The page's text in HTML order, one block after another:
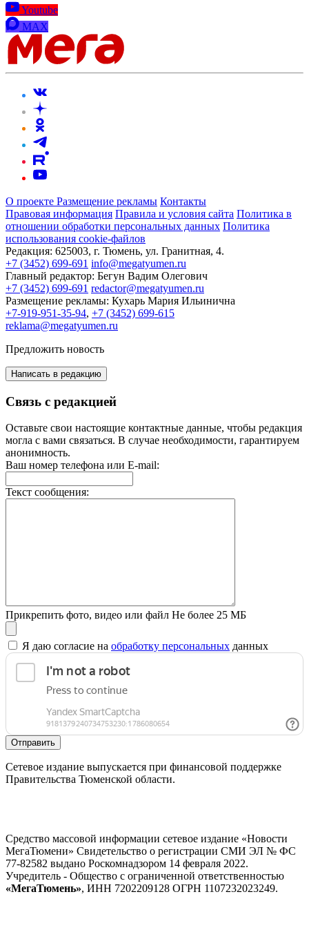
Youtube
MAX
О проекте Размещение рекламы Контакты
Правовая информация Правила и условия сайта Политика в
отношении обработки персональных данных Политика
использования cookie-файлов
Редакция: 625003, г. Тюмень, ул. Гранитная, 4.
+7 (3452) 699-691 info@megatyumen.ru
Главный редактор: Бегун Вадим Олегович
+7 (3452) 699-691 redactor@megatyumen.ru
Размещение рекламы: Кухарь Мария Ильинична
+7-919-951-35-94, +7 (3452) 699-615
reklama@megatyumen.ru
Предложить новость
Написать в редакцию
Связь с редакцией
Оставьте свои настоящие контактные данные, чтобы редакция
могла с вами связаться. В случае необходимости, гарантируем
анонимность.
Ваш номер телефона или E-mail:
Текст сообщения:
Прикрепить фото, видео или файл Не более 25 МБ
Я даю согласие на обработку персональных данных
Отправить
Сетевое издание выпускается при финансовой поддержке
Правительства Тюменской области.
Средство массовой информации сетевое издание «Новости
МегаТюмени» Свидетельство о регистрации СМИ ЭЛ № ФС
77-82582 выдано Роскомнадзором 14 февраля 2022.
Учредитель - Общество с ограниченной ответственностью
«МегаТюмень», ИНН 7202209128 ОГРН 1107232023249.